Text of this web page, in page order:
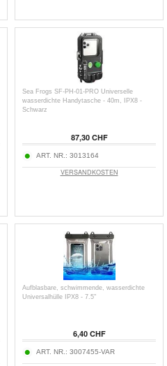
Sea Frogs SF-PH-01-PRO Universelle
wasserdichte Handytasche - 40m, IPX8 -
Schwarz
87,30 CHF
ART. NR.: 3013164
VERSANDKOSTEN
Aufblasbare, schwimmende, wasserdichte
Universalhülle IPX8 - 7.5"
6,40 CHF
ART. NR.: 3007455-VAR